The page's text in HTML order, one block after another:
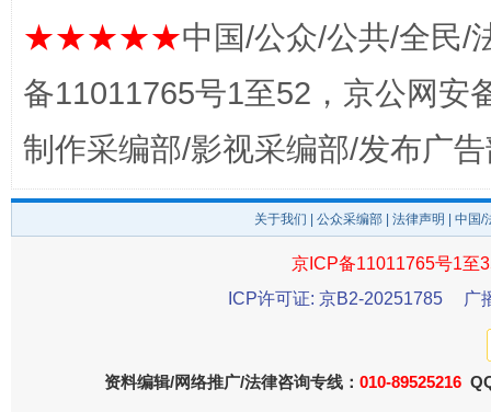
东山县通报“牛蛙产品抗生素超标问题” 法
★★★★★中国/公众/公共/全民/
备11011765号1至52，京公网安
制作采编部/影视采编部/发布广
关于我们 公众采编部 法律声明 | 中国
京ICP备11011765号1至
ICP许可证: 京B2-20251785
广
资料编辑/网络推广/法律咨询专线： 010-89525216